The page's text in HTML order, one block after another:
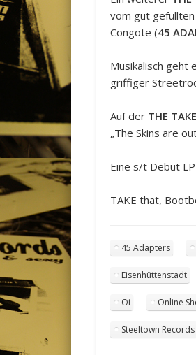
vom gut gefüllten
Congote (45
Musikalisch geht
griffiger
Auf der THE TAKE
„The Skins are
Eine s/t Debüt
TAKE that,
45 Adapters
Eisenhüttenstadt
Oi Online
Steeltown Records